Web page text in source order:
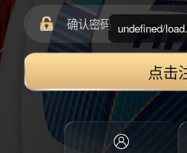
点击
undefined/